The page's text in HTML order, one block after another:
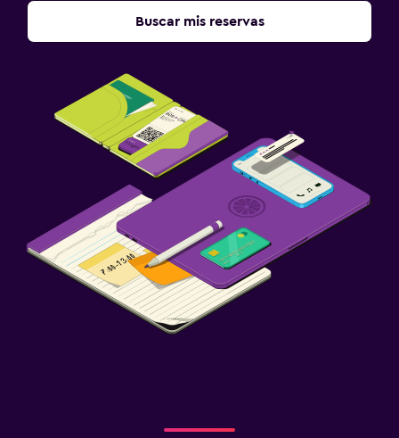
Buscar mis reservas